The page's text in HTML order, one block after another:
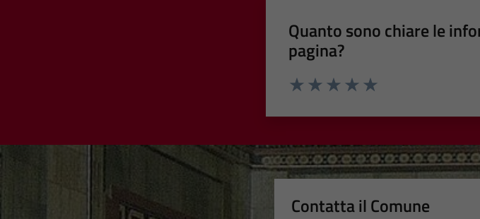
Quanto sono chiare le
pagina?
Contatta il Comune